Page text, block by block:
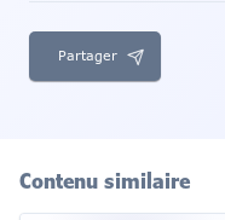
Partager
Contenu similaire